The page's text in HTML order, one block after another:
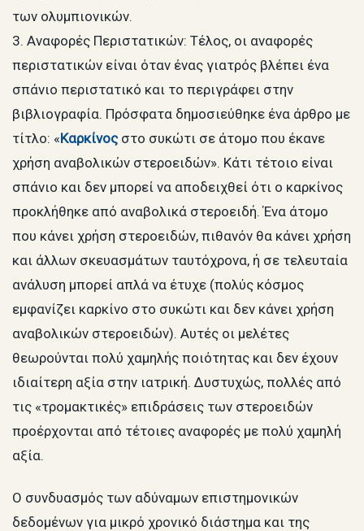
των ολυμπιονικών.
3. Αναφορές Περιστατικών: Τέλος, οι αναφορές
περιστατικών είναι όταν ένας γιατρός βλέπει ένα
σπάνιο περιστατικό και το περιγράφει στην
βιβλιογραφία. Πρόσφατα δημοσιεύθηκε ένα άρθρο με
τίτλο: «Καρκίνοςστο συκώτι σε άτομο που έκανε
χρήση αναβολικών στεροειδών». Κάτι τέτοιο είναι
σπάνιο και δεν μπορεί να αποδειχθεί ότι ο καρκίνος
προκλήθηκε από αναβολικά στεροειδή. Ένα άτομο
που κάνει χρήση στεροειδών, πιθανόν θα κάνει χρήση
και άλλων σκευασμάτων ταυτόχρονα, ή σε τελευταία
ανάλυση μπορεί απλά να έτυχε (πολύς κόσμος
εμφανίζει καρκίνο στο συκώτι και δεν κάνει χρήση
αναβολικών στεροειδών). Αυτές οι μελέτες
θεωρούνται πολύ χαμηλής ποιότητας και δεν έχουν
ιδιαίτερη αξία στην ιατρική. Δυστυχώς, πολλές από
τις «τρομακτικές» επιδράσεις των στεροειδών
προέρχονται από τέτοιες αναφορές με πολύ χαμηλή
αξία.
Ο συνδυασμός των αδύναμων επιστημονικών
δεδομένων για μικρό χρονικό διάστημα και της